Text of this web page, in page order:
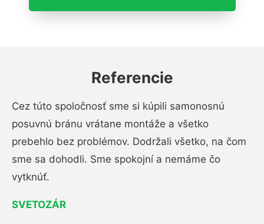
Referencie
Cez túto spoločnosť sme si kúpili samonosnú
posuvnú bránu vrátane montáže a všetko
prebehlo bez problémov. Dodržali všetko, na čom
sme sa dohodli. Sme spokojní a nemáme čo
vytknúť.
SVETOZÁR